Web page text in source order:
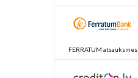
FERRATUM atsauksmes